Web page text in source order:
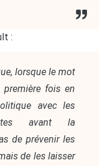
:
lorsque le mot
première fois en
avec les
avant la
de prévenir les
de les laisser